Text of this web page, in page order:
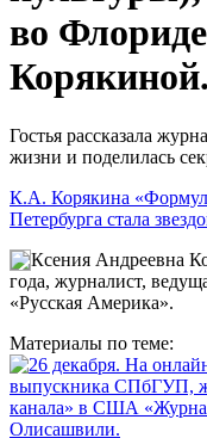
во
Корякиной.
Гостья рассказала
жизни и поделилась
К.А. Корякина
Петербурга стала
Ксения Андреевна
года, журналист,
«Русская Америка».
Материалы по теме: